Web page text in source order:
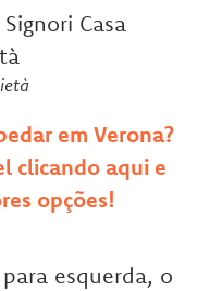
em Verona?
clicando aqui e
opções!
esquerda, o